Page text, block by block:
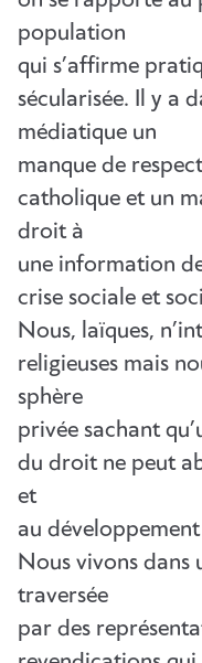
population
qui s’affirme
sécularisée. Il y a
médiatique un
manque de
catholique et un
droit à
une information
crise sociale et
Nous, laïques,
religieuses mais
sphère
privée sachant
du droit ne peut
et
au
Nous vivons dans
traversée
par des